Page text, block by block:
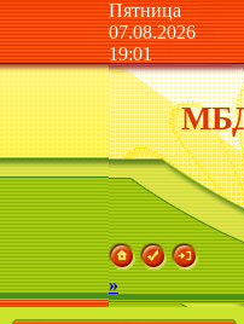
Пятница
07.08.2026
19:01
»